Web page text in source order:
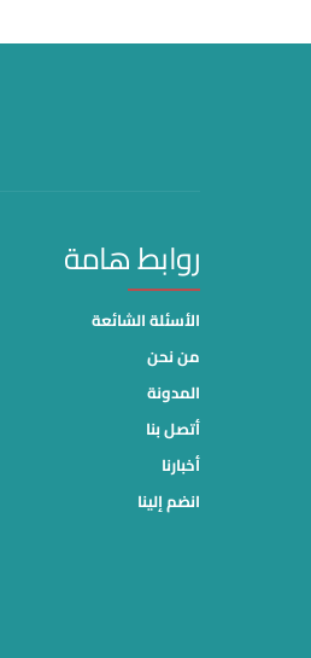
روابط هامة
الأسئلة الشائعة
من نحن
المدونة
أتصل بنا
أخبارنا
انضم إلينا